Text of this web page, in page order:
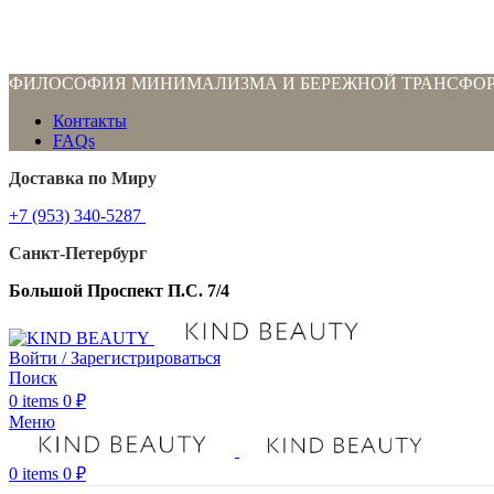
ФИЛОСОФИЯ МИНИМАЛИЗМА И БЕРЕЖНОЙ
Контакты
FAQs
Доставка по Миру
+7 (953) 340-5287
Санкт-Петербург
Большой Проспект П.С. 7/4
Войти / Зарегистрироваться
Поиск
0 items 0 ₽
Меню
0 items 0 ₽